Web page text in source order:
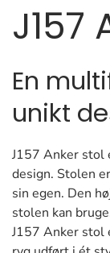
J157
En
unikt
J157 Anker stol
design. Stolen
sin egen. Den
stolen kan
J157 Anker stol